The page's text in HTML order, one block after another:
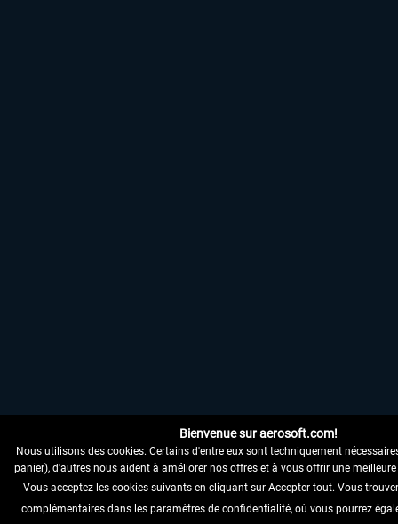
Bienvenue sur aerosoft.com!
Nous utilisons des cookies. Certains d'entre eux sont techniquement
panier), d'autres nous aident à améliorer nos offres et à vous offrir une
Vous acceptez les cookies suivants en cliquant sur Accepter tout. Vous
complémentaires dans les paramètres de confidentialité, où vous pourrez